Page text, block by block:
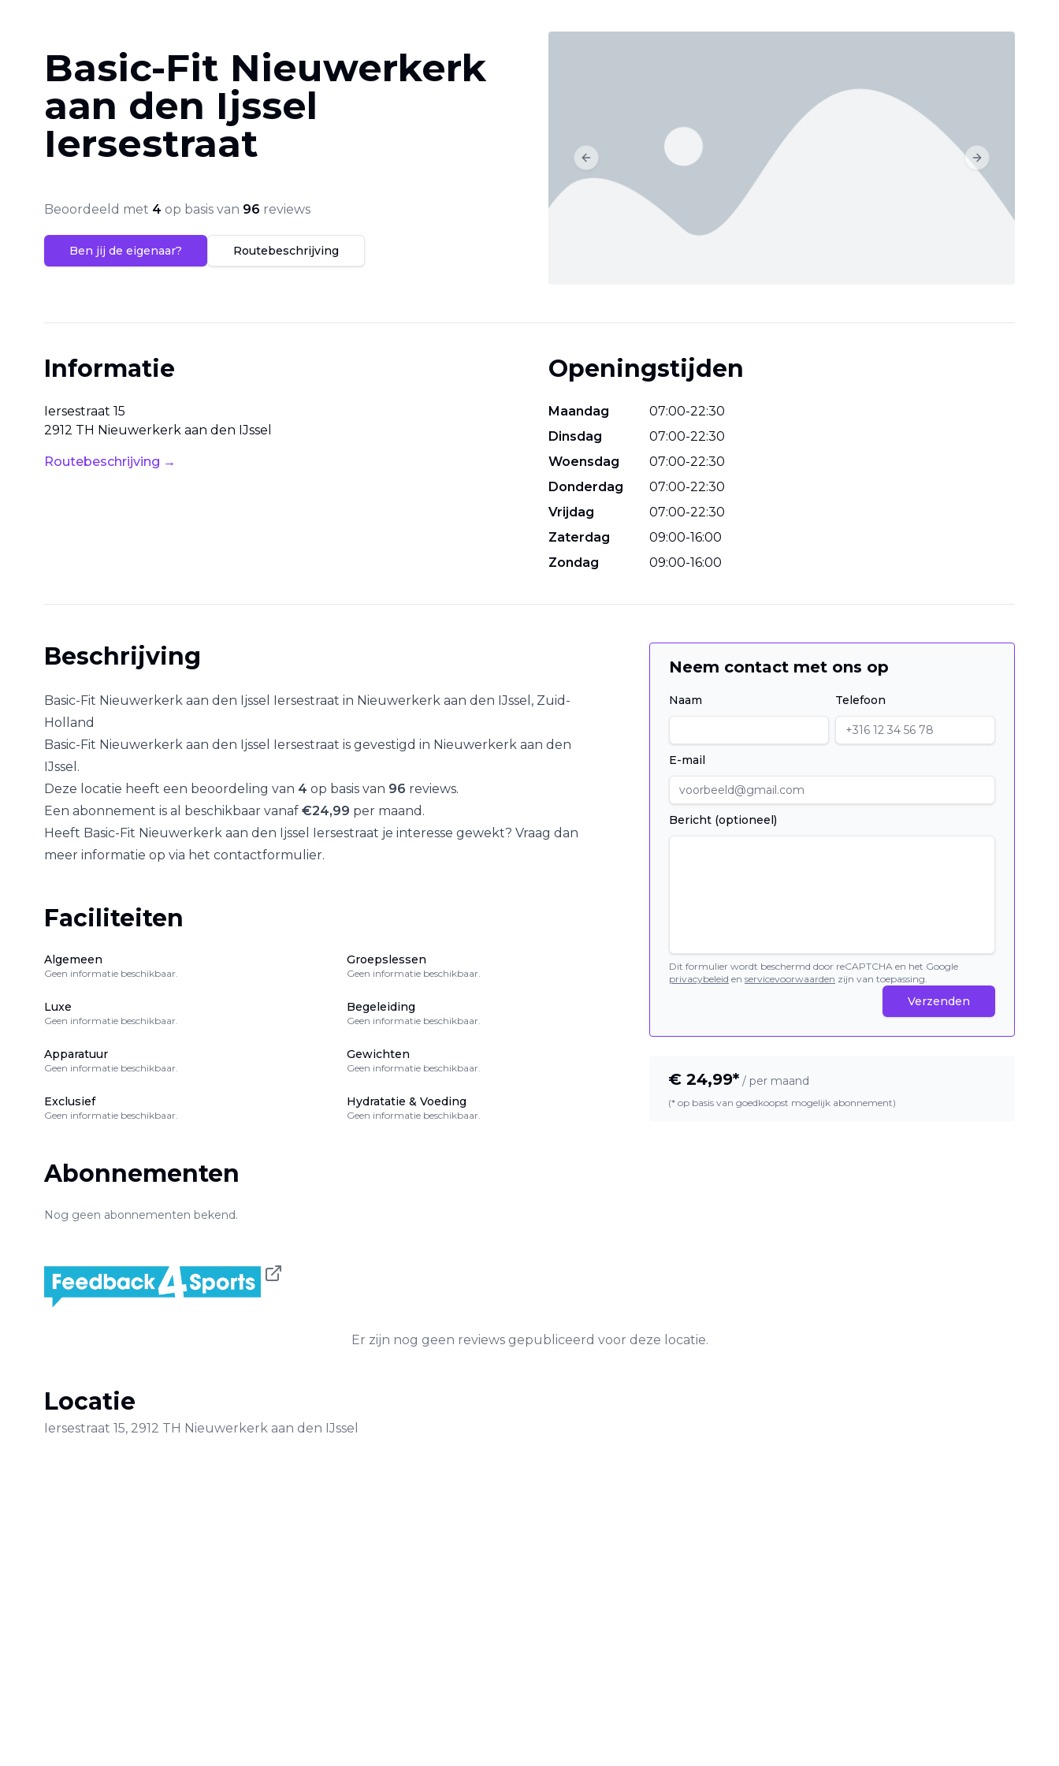
Basic-Fit Nieuwerkerk
aan den Ijssel
Iersestraat
Beoordeeld met 4 op basis van 96 reviews
Ben jij de eigenaar? Routebeschrijving
Previous slide Next slide
Informatie
Iersestraat 15
2912 TH Nieuwerkerk aan den IJssel
Routebeschrijving →
Openingstijden
Maandag 07:00-22:30
Dinsdag
07:00-22:30
Woensdag
07:00-22:30
Donderdag
07:00-22:30
Vrijdag
07:00-22:30
Zaterdag
09:00-16:00
Zondag
09:00-16:00
Beschrijving
Basic-Fit Nieuwerkerk aan den Ijssel Iersestraat in Nieuwerkerk aan den IJssel , Zuid-
Holland
Basic-Fit Nieuwerkerk aan den Ijssel Iersestraat is gevestigd in Nieuwerkerk aan den
IJssel .
Deze locatie heeft een beoordeling van 4 op basis van 96 reviews.
Een abonnement is al beschikbaar vanaf €24,99 per maand.
Heeft Basic-Fit Nieuwerkerk aan den Ijssel Iersestraat je interesse gewekt? Vraag dan
meer informatie op via het contactformulier.
Faciliteiten
Algemeen
Geen informatie beschikbaar.
Groepslessen
Geen informatie beschikbaar.
Luxe
Geen informatie beschikbaar.
Begeleiding
Geen informatie beschikbaar.
Apparatuur
Geen informatie beschikbaar.
Gewichten
Geen informatie beschikbaar.
Exclusief
Geen informatie beschikbaar.
Hydratatie & Voeding
Geen informatie beschikbaar.
Abonnementen
Nog geen abonnementen bekend.
Neem contact met ons op
Naam Telefoon
E-mail
Bericht (optioneel)
Dit formulier wordt beschermd door reCAPTCHA en het Google
privacybeleid en servicevoorwaarden zijn van toepassing.
Verzenden
€ 24,99* / per maand
(* op basis van goedkoopst mogelijk abonnement)
Er zijn nog geen reviews gepubliceerd voor deze locatie.
Locatie
Iersestraat 15, 2912 TH Nieuwerkerk aan den IJssel